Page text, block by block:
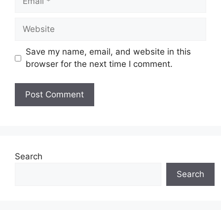
Website
Save my name, email, and website in this
browser for the next time I comment.
Search
Search